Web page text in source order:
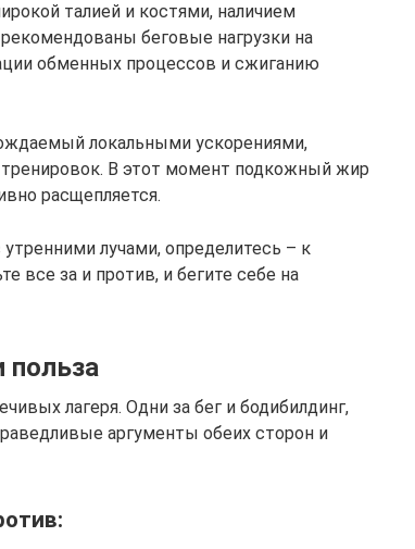
талией и костями, наличием
беговые нагрузки на
обменных процессов и сжиганию
локальными ускорениями,
В этот момент подкожный жир
расщепляется.
лучами, определитесь – к
все за и против, и бегите себе на
польза
лагеря. Одни за бег и бодибилдинг,
аргументы обеих сторон и